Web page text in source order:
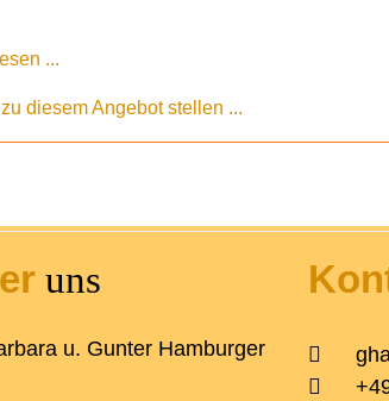
...
diesem Angebot stellen ...
uns
u. Gunter Hamburger